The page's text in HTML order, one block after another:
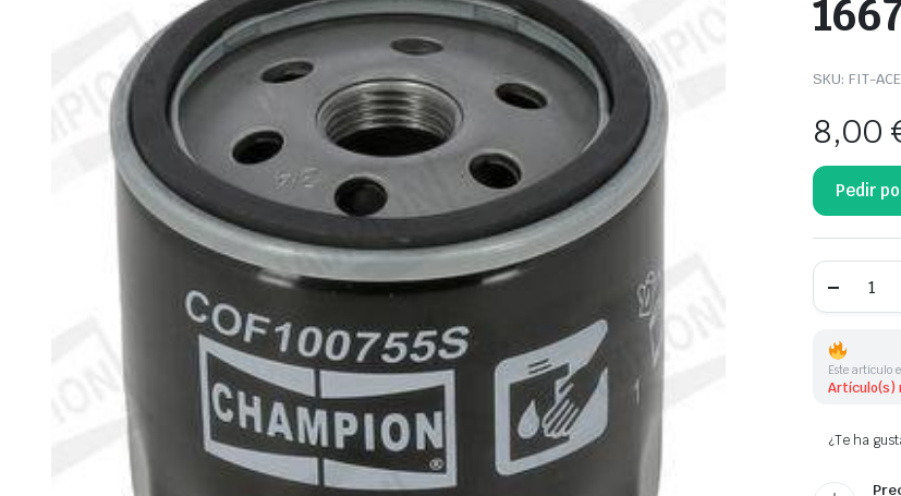
SKU: FIT-
8,00
Pedir
1007705
1070521
1667890
Este artículo
Artículo(s)
¿Te ha